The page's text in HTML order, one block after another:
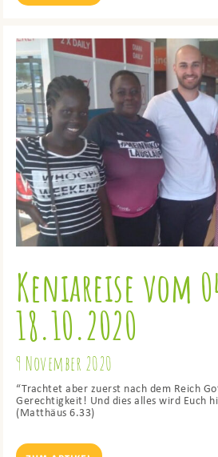
Keniareise vom
18.10.2020
9 November 2020
“Trachtet aber zuerst nach dem Reich
Gerechtigkeit! Und dies alles wird Euch
(Matthäus 6.33)